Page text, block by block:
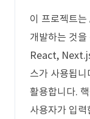
이 프로젝트
개발하는 것
React,
스가 사용됩
활용합니다.
사용자가 입